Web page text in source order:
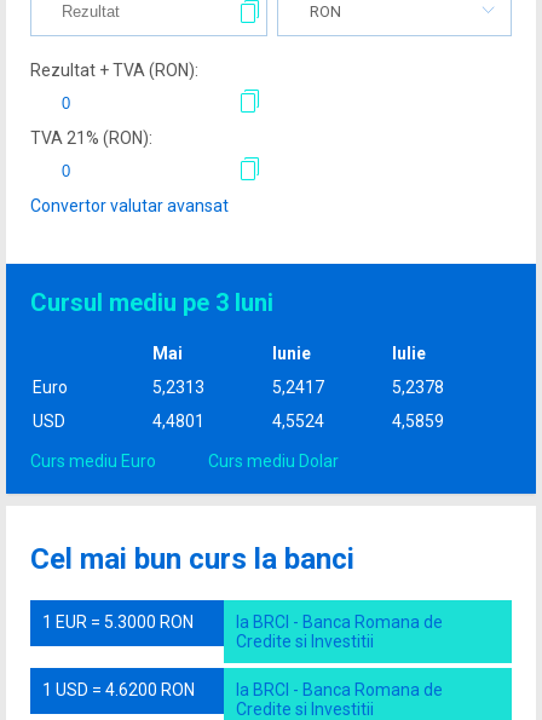
RON
Rezultat + TVA (RON):
TVA 21% (RON):
Convertor valutar avansat
Cursul mediu pe 3 luni
Mai Iunie
Iulie
Euro
5,2313 5,2417
5,2378
USD
4,4801 4,5524 4,5859
Curs mediu Euro Curs mediu Dolar
Cel mai bun curs la banci
1 EUR = 5.3000 RON
la BRCI - Banca Romana de
Credite si Investitii
1 USD = 4.6200 RON
la BRCI - Banca Romana de
Credite si Investitii